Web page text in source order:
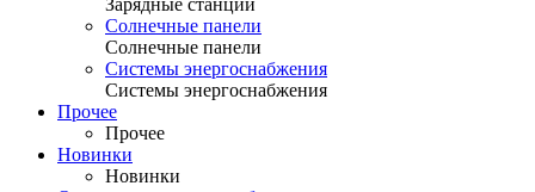
Зарядные станции
Солнечные панели
Солнечные панели
Системы энергоснабжения
Системы энергоснабжения
Прочее
Прочее
Новинки
Новинки